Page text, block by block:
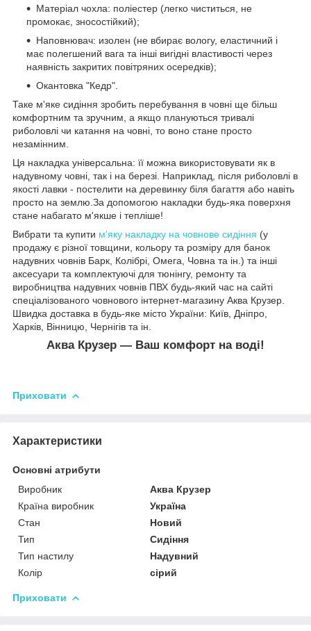
Матеріал чохла: поліестер (легко чиститься, не
промокає, зносостійкий);
Наповнювач: изолен (не вбирає вологу, еластичний і
має полегшений вага та інші вигідні властивості через
наявність закритих повітряних осередків);
Окантовка "Кедр".
Таке м'яке сидіння зробить перебування в човні ще більш
комфортним та зручним, а якщо плануються тривалі
риболовлі чи катання на човні, то воно стане просто
незамінним.
Ця накладка універсальна: її можна використовувати як в
надувному човні, так і на березі. Наприклад, після риболовлі в
якості лавки - постелити на деревинку біля багаття або навіть
просто на землю.За допомогою накладки будь-яка поверхня
стане набагато м'якше і тепліше!
Вибрати та купити м'яку накладку на човнове сидіння (у
продажу є різної товщини, кольору та розміру для банок
надувних човнів Барк, Колібрі, Омега, Човна та ін.) та інші
аксесуари та комплектуючі для тюнінгу, ремонту та
виробництва надувних човнів ПВХ будь-який час на сайті
спеціалізованого човнового інтернет-магазину Аква Крузер.
Швидка доставка в будь-яке місто України: Київ, Дніпро,
Харків, Вінницю, Чернігів та ін.
Аква Крузер ― Ваш комфорт на воді!
Приховати
Характеристики
Основні атрибути
Виробник
Аква Крузер
Країна виробник
Україна
Стан
Новий
Тип
Сидіння
Тип настилу
Надувний
Колір
сірий
Приховати